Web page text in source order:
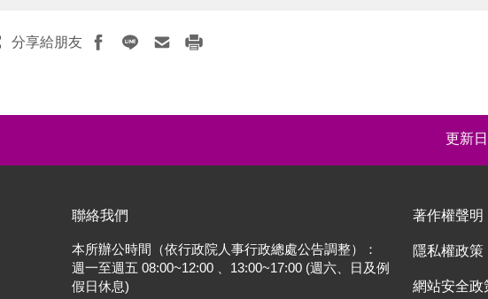
分享給朋友
更新
聯絡我們
本所辦公時間（依行政院人事行政總處公告調整）：
週一至週五 08:00~12:00 、13:00~17:00 (週六、日及例
假日休息)
著作權聲明
隱私權政策
網站安全政